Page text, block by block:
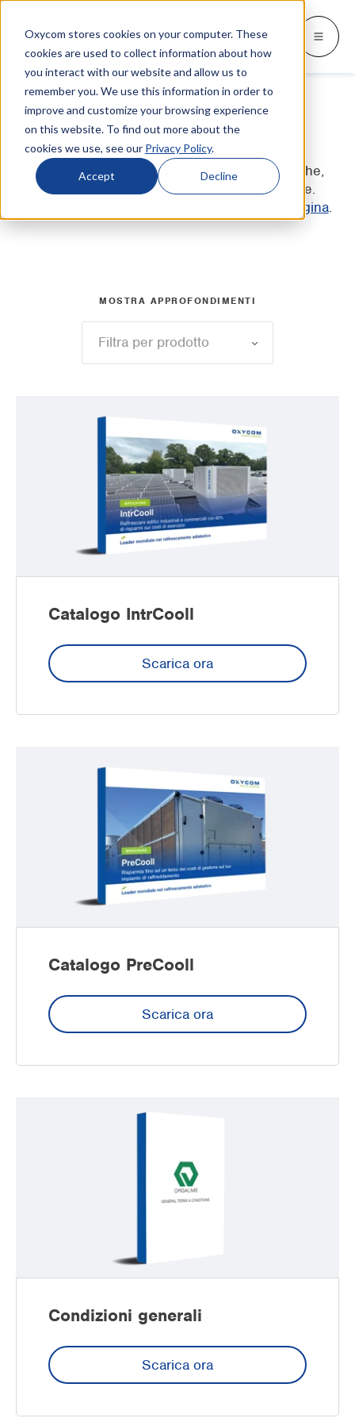
Oxycom stores cookies on your computer. These
cookies are used to collect information about how
you interact with our website and allow us to
remember you. We use this information in order to
improve and customize your browsing experience
on this website. To find out more about the
cookies we use, see our Privacy Policy.
Accept Decline
Prodotti Prodotti
IntrCooll: raffrescamento
adiabatico
Raffrescamento industriale con 90% di
risparmi energetici.
Ottimizza il tuo impianto di raffreddamento
Go back
Settori Settori
SETTORI
Industria metallurgica
Panifici industriali
Industria alimentare
Industria delle materie plastiche
Industria dell'imballaggio
Raffrescamento di ambienti esterni
Preraffrescamento UTA
Edifici commerciali
Go back
Risorse
Blog e notizie
Whitepapers e casi studio
Documentazione
Go back
Oxycom
CONOSCI CHI SIAMO
Contatti
Assistenza
Go back
Languages
SWITCH TO
Deutsch
English
Go back
Documentazione
Qui troverai i nostri cataloghi, schede tecniche,
certificati di prodotti e altra documentazione.
questa pagina.
MOSTRA APPROFONDIMENTI
Catalogo IntrCooll
Scarica ora
Catalogo PreCooll
Scarica ora
Condizioni generali
Scarica ora